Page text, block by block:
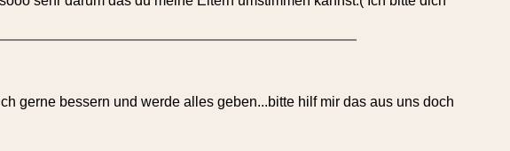
gerne bessern und werde alles geben...bitte hilf mir das aus uns doch